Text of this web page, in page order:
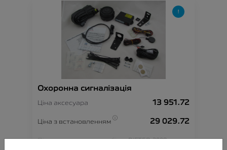
Охоронна сигналізація
Ціна аксесуара 13 951.72
Ціна з встановленням 29 029.72
Підходить для автомобіля :RIFTER;3008;